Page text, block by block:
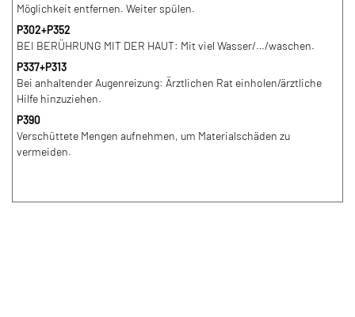
Möglichkeit entfernen. Weiter spülen.
P302+P352
BEI BERÜHRUNG MIT DER HAUT: Mit viel Wasser/…/waschen.
P337+P313
Bei anhaltender Augenreizung: Ärztlichen Rat einholen/ärztliche
Hilfe hinzuziehen.
P390
Verschüttete Mengen aufnehmen, um Materialschäden zu
vermeiden.